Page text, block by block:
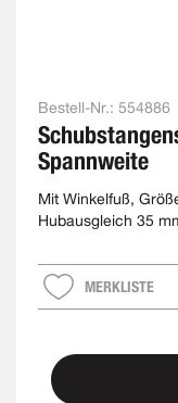
Bestell-Nr.: 554886
Spannweite
Mit Winkelfuß,
Hubausgleich 35
MERKLISTE